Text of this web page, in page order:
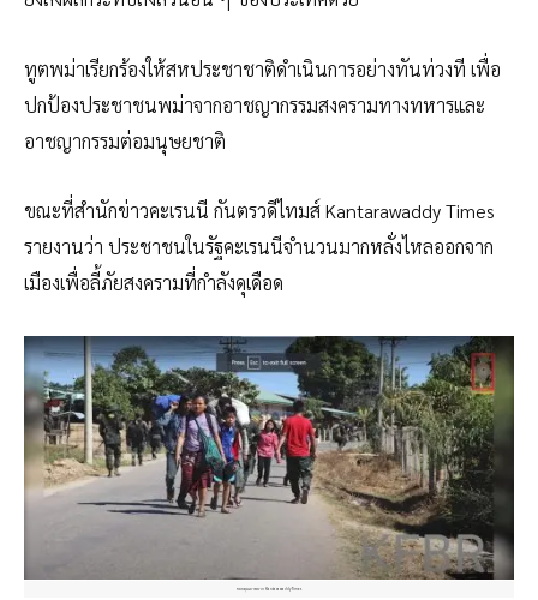
ทูตพม่าเรียกร้องให้สหประชาชาติดำเนินการอย่างทันท่วงที เพื่อ
ปกป้องประชาชนพม่าจากอาชญากรรมสงครามทางทหารและ
อาชญากรรมต่อมนุษยชาติ
ขณะที่สำนักข่าวคะเรนนี กันตรวดีไทมส์ Kantarawaddy Times
รายงานว่า ประชาชนในรัฐคะเรนนีจำนวนมากหลั่งไหลออกจาก
เมืองเพื่อลี้ภัยสงครามที่กำลังดุเดือด
ขอบคุณภาพจาก Kantarawaddy Times